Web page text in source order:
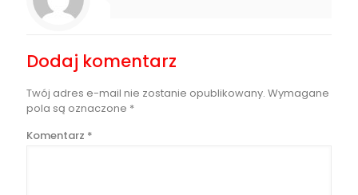
Dodaj komentarz
Twój adres e-mail nie zostanie opublikowany. Wymagane
pola są oznaczone *
Komentarz *